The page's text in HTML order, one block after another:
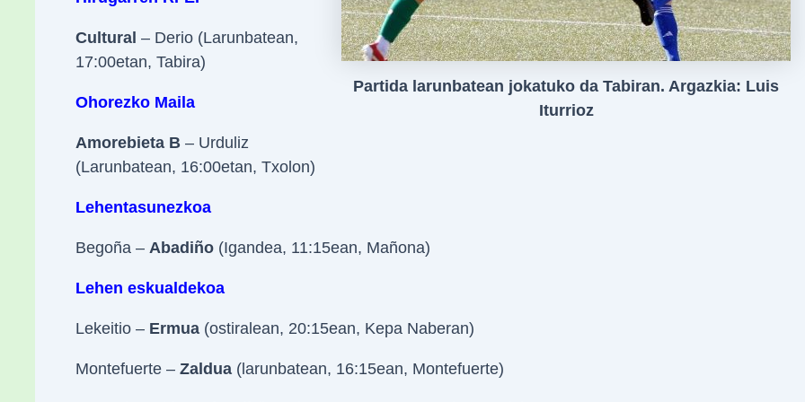
Partida larunbatean jokatuko da Tabiran. Argazkia: Luis
Iturrioz
Cultural – Derio (Larunbatean,
17:00etan, Tabira)
Ohorezko Maila
Amorebieta B– Urduliz
(Larunbatean, 16:00etan, Txolon)
Lehentasunezkoa
Begoña – Abadiño(Igandea, 11:15ean, Mañona)
Lehen eskualdekoa
Lekeitio – Ermua(ostiralean, 20:15ean, Kepa Naberan)
Montefuerte – Zaldua(larunbatean, 16:15ean, Montefuerte)